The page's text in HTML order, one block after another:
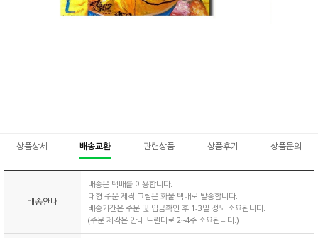
상품상세 배송교환 관련상품 상품후기 상품문의
배송안내
배송은 택배를 이용합니다.
대형 주문 제작 그림은 화물 택배로 발송합니다.
배송기간은 주문 및 입금확인 후 1-3일 정도 소요됩니다.
(주문 제작은 안내 드린대로 2~4주 소요됩니다.)